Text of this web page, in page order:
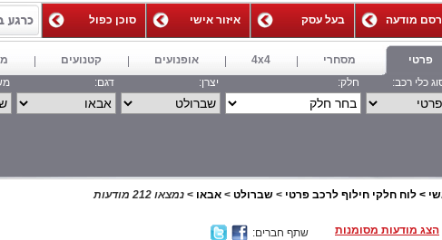
מודעה בעל עסק איזור אישי סוכן כפול ,
פרטי מסחרי 4x4 אופנועים קטנועים
כלי רכב:
חלק: יצרן: דגם:
> לוח חלקי חילוף לרכב פרטי > שברולט > אבאו > נמצאו 212 מודעות
הצג מודעות מסומנות שתף חברים: